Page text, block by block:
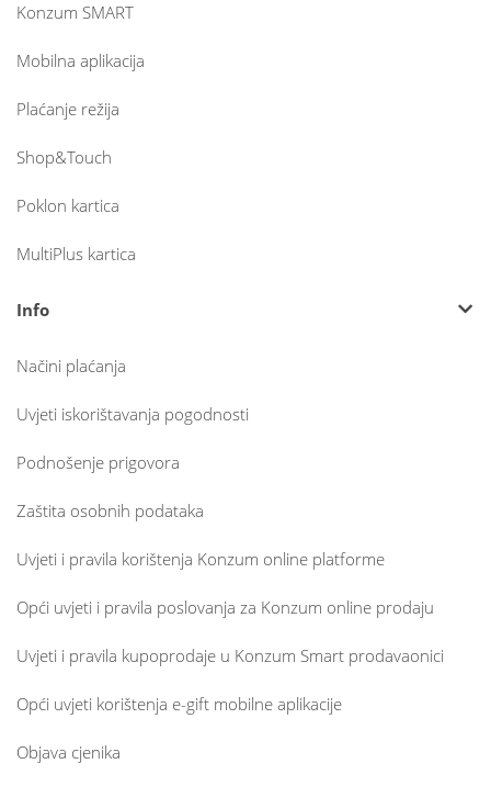
Konzum SMART
Mobilna aplikacija
Plaćanje režija
Shop&Touch
Poklon kartica
MultiPlus kartica
Info
Načini plaćanja
Uvjeti iskorištavanja pogodnosti
Podnošenje prigovora
Zaštita osobnih podataka
Uvjeti i pravila korištenja Konzum online platforme
Opći uvjeti i pravila poslovanja za Konzum online prodaju
Uvjeti i pravila kupoprodaje u Konzum Smart prodavaonici
Opći uvjeti korištenja e-gift mobilne aplikacije
Objava cjenika